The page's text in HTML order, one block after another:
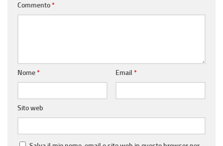
Commento*
Nome* Email *
Sito web